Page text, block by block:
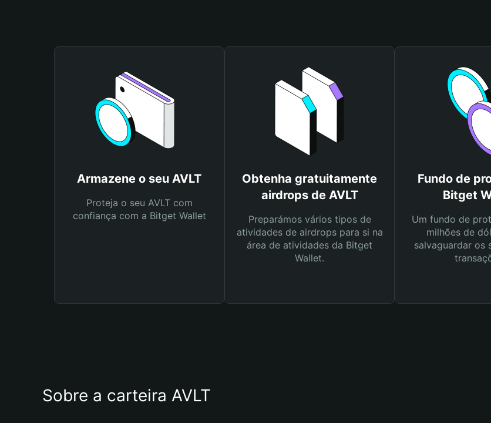
Armazene o seu AVLT
Proteja o seu AVLT com
confiança com a Bitget Wallet
Obtenha gratuitamente
airdrops de AVLT
Preparámos vários tipos de
atividades de airdrops para si na
área de atividades da Bitget
Wallet.
Fundo de
Bitget
Um fundo de
milhões de
salvaguardar os
Sobre a carteira AVLT